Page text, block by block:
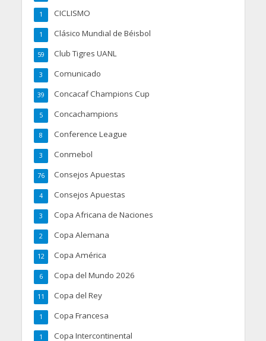
CICLISMO
1
Clásico Mundial de Béisbol
1
Club Tigres UANL
59
Comunicado
3
Concacaf Champions Cup
39
Concachampions
5
Conference League
8
Conmebol
3
Consejos Apuestas
76
Consejos Apuestas
4
Copa Africana de Naciones
3
Copa Alemana
2
Copa América
12
Copa del Mundo 2026
6
Copa del Rey
11
Copa Francesa
1
Copa Intercontinental
1